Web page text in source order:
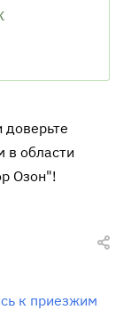
в области
Озон"!